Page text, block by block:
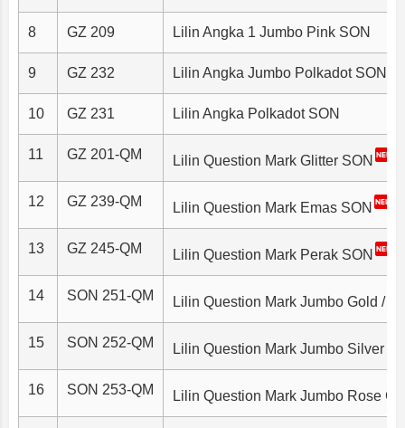
8 GZ 209 Lilin Angka 1 Jumbo Pink SON
9 GZ 232 Lilin Angka Jumbo Polkadot SON
10 GZ 231 Lilin Angka Polkadot SON
11 GZ 201-QM Lilin Question Mark Glitter SON
12 GZ 239-QM Lilin Question Mark Emas SON
13 GZ 245-QM Lilin Question Mark Perak SON
14 SON 251-QM Lilin Question Mark Jumbo Gold /
15 SON 252-QM Lilin Question Mark Jumbo Silver /
16 SON 253-QM Lilin Question Mark Jumbo Rose